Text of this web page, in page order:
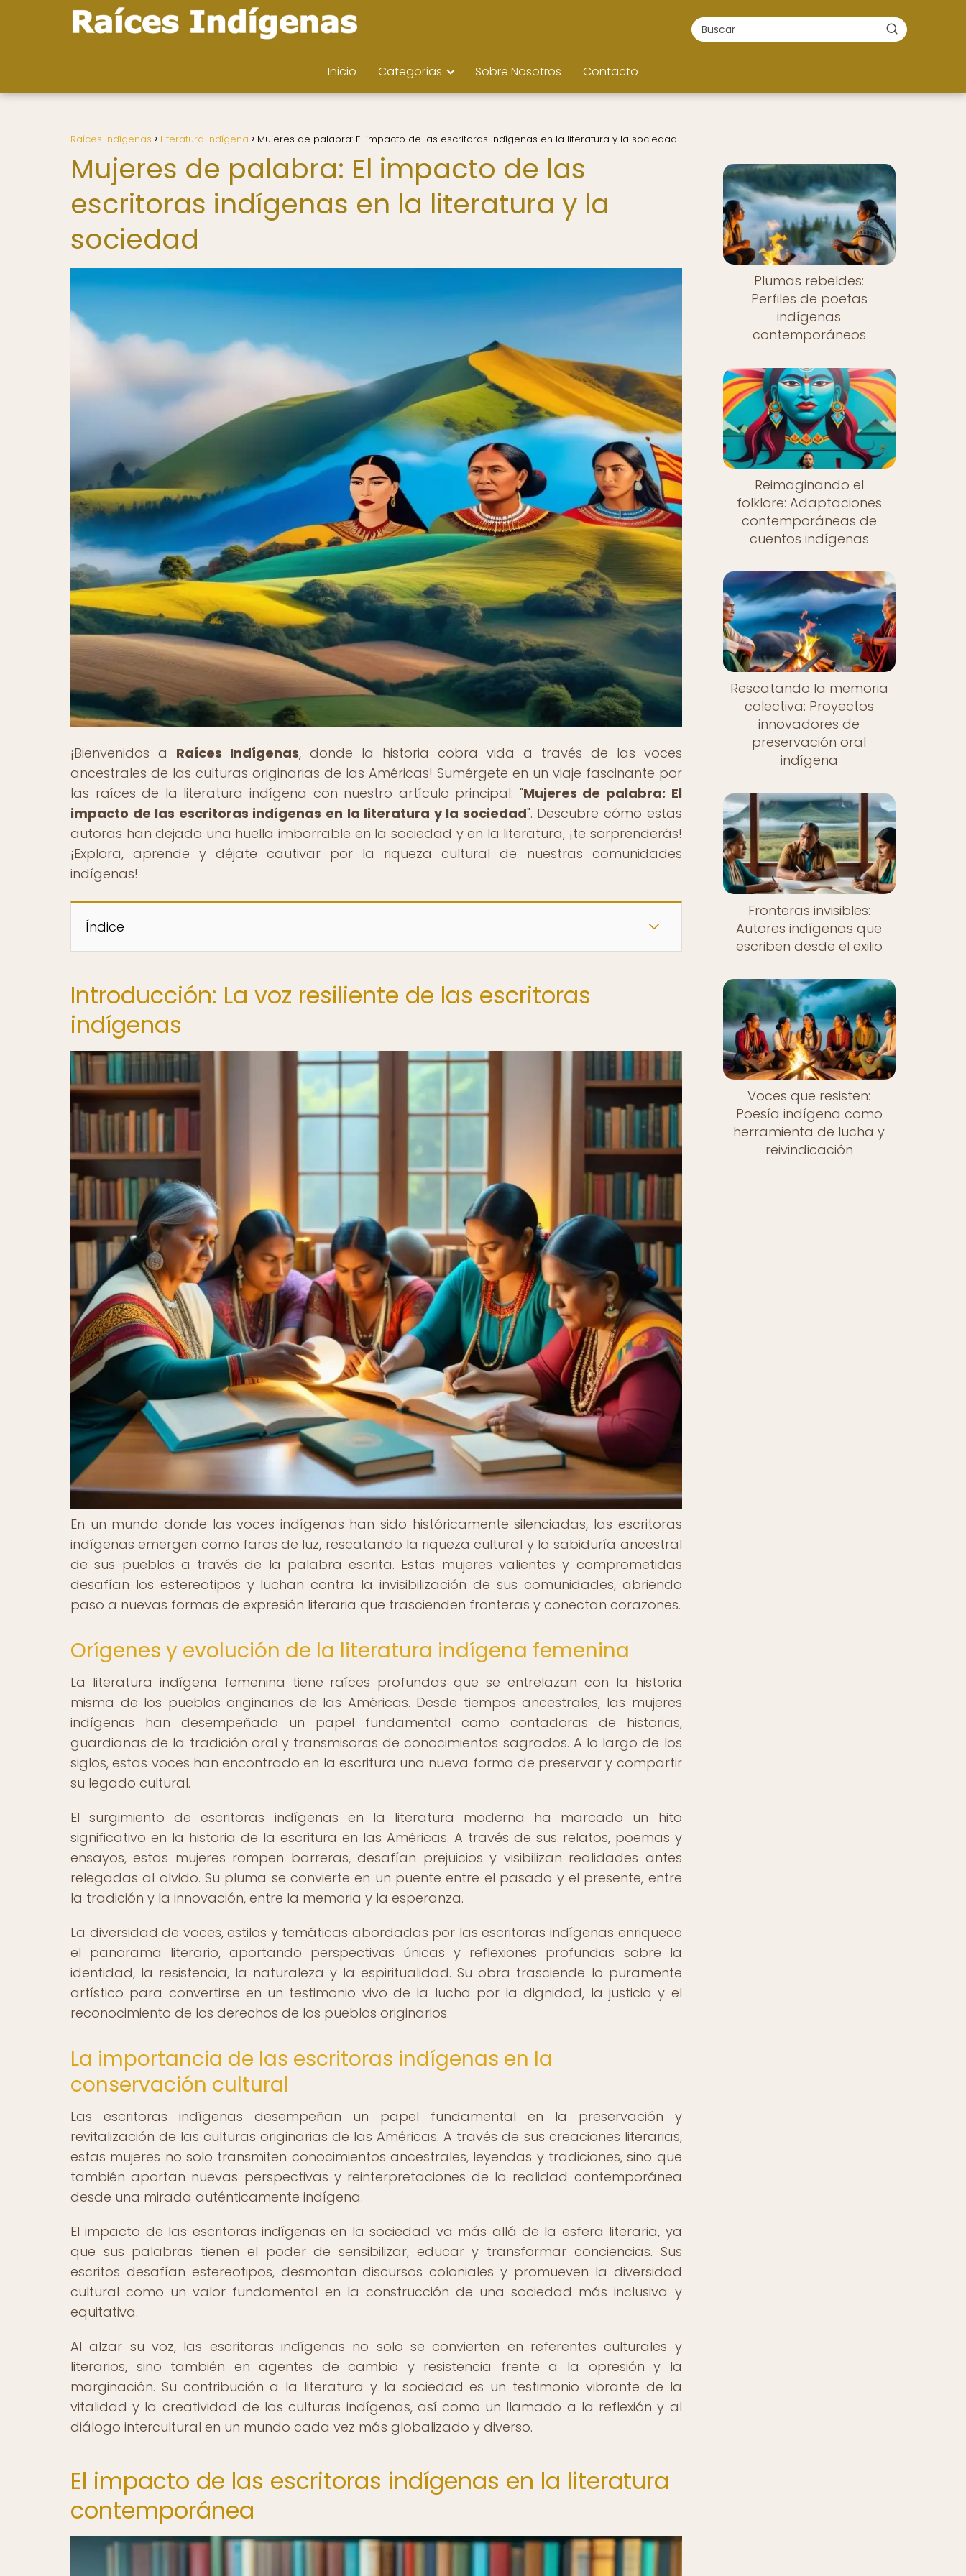
Inicio Categorías Sobre Nosotros Contacto
Raíces Indígenas Literatura Indígena Mujeres de palabra: El impacto de las escritoras indígenas en la literatura y la sociedad
Mujeres de palabra: El impacto de las
escritoras indígenas en la literatura y la
sociedad
¡Bienvenidos a Raíces Indígenas, donde la historia cobra vida a través de las voces
ancestrales de las culturas originarias de las Américas! Sumérgete en un viaje fascinante por
las raíces de la literatura indígena con nuestro artículo principal: "Mujeres de palabra: El
impacto de las escritoras indígenas en la literatura y la sociedad". Descubre cómo estas
autoras han dejado una huella imborrable en la sociedad y en la literatura, ¡te sorprenderás!
¡Explora, aprende y déjate cautivar por la riqueza cultural de nuestras comunidades
indígenas!
Índice
Introducción: La voz resiliente de las escritoras
indígenas
En un mundo donde las voces indígenas han sido históricamente silenciadas, las escritoras
indígenas emergen como faros de luz, rescatando la riqueza cultural y la sabiduría ancestral
de sus pueblos a través de la palabra escrita. Estas mujeres valientes y comprometidas
desafían los estereotipos y luchan contra la invisibilización de sus comunidades, abriendo
paso a nuevas formas de expresión literaria que trascienden fronteras y conectan corazones.
Orígenes y evolución de la literatura indígena femenina
La literatura indígena femenina tiene raíces profundas que se entrelazan con la historia
misma de los pueblos originarios de las Américas. Desde tiempos ancestrales, las mujeres
indígenas han desempeñado un papel fundamental como contadoras de historias,
guardianas de la tradición oral y transmisoras de conocimientos sagrados. A lo largo de los
siglos, estas voces han encontrado en la escritura una nueva forma de preservar y compartir
su legado cultural.
El surgimiento de escritoras indígenas en la literatura moderna ha marcado un hito
significativo en la historia de la escritura en las Américas. A través de sus relatos, poemas y
ensayos, estas mujeres rompen barreras, desafían prejuicios y visibilizan realidades antes
relegadas al olvido. Su pluma se convierte en un puente entre el pasado y el presente, entre
la tradición y la innovación, entre la memoria y la esperanza.
La diversidad de voces, estilos y temáticas abordadas por las escritoras indígenas enriquece
el panorama literario, aportando perspectivas únicas y reflexiones profundas sobre la
identidad, la resistencia, la naturaleza y la espiritualidad. Su obra trasciende lo puramente
artístico para convertirse en un testimonio vivo de la lucha por la dignidad, la justicia y el
reconocimiento de los derechos de los pueblos originarios.
La importancia de las escritoras indígenas en la
conservación cultural
Las escritoras indígenas desempeñan un papel fundamental en la preservación y
revitalización de las culturas originarias de las Américas. A través de sus creaciones literarias,
estas mujeres no solo transmiten conocimientos ancestrales, leyendas y tradiciones, sino que
también aportan nuevas perspectivas y reinterpretaciones de la realidad contemporánea
desde una mirada auténticamente indígena.
El impacto de las escritoras indígenas en la sociedad va más allá de la esfera literaria, ya
que sus palabras tienen el poder de sensibilizar, educar y transformar conciencias. Sus
escritos desafían estereotipos, desmontan discursos coloniales y promueven la diversidad
cultural como un valor fundamental en la construcción de una sociedad más inclusiva y
equitativa.
Al alzar su voz, las escritoras indígenas no solo se convierten en referentes culturales y
literarios, sino también en agentes de cambio y resistencia frente a la opresión y la
marginación. Su contribución a la literatura y la sociedad es un testimonio vibrante de la
vitalidad y la creatividad de las culturas indígenas, así como un llamado a la reflexión y al
diálogo intercultural en un mundo cada vez más globalizado y diverso.
El impacto de las escritoras indígenas en la literatura
contemporánea
Plumas rebeldes:
Perfiles de poetas
indígenas
contemporáneos
Reimaginando el
folklore: Adaptaciones
contemporáneas de
cuentos indígenas
Rescatando la memoria
colectiva: Proyectos
innovadores de
preservación oral
indígena
Fronteras invisibles:
Autores indígenas que
escriben desde el exilio
Voces que resisten:
Poesía indígena como
herramienta de lucha y
reivindicación